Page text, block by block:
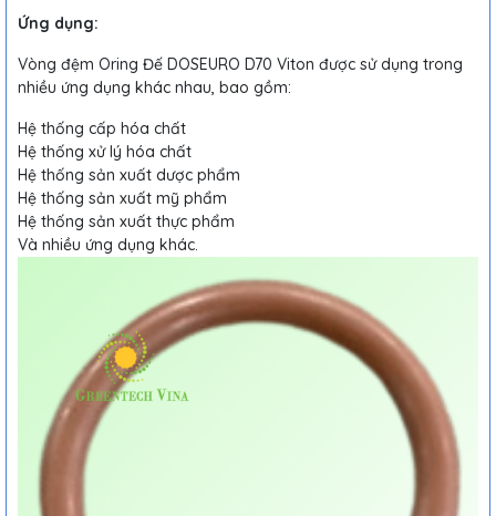
Ứng dụng:
Vòng đệm Oring Đế DOSEURO D70 Viton được sử dụng trong
nhiều ứng dụng khác nhau, bao gồm:
Hệ thống cấp hóa chất
Hệ thống xử lý hóa chất
Hệ thống sản xuất dược phẩm
Hệ thống sản xuất mỹ phẩm
Hệ thống sản xuất thực phẩm
Và nhiều ứng dụng khác.